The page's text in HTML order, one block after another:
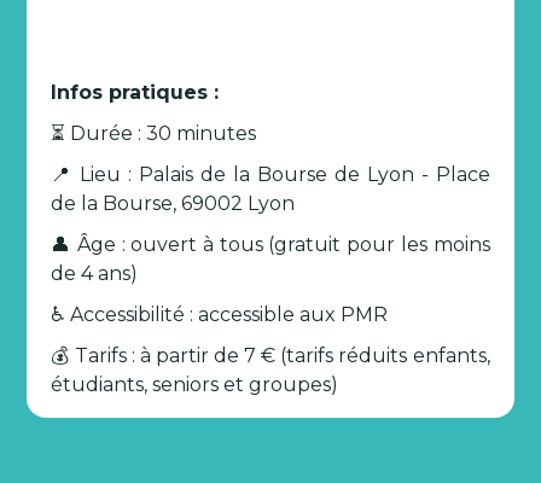
Infos pratiques :
⏳ Durée : 30 minutes
📍 Lieu : Palais de la Bourse de Lyon - Place
de la Bourse, 69002 Lyon
👤 Âge : ouvert à tous (gratuit pour les moins
de 4 ans)
♿ Accessibilité : accessible aux PMR
💰 Tarifs : à partir de 7 € (tarifs réduits enfants,
étudiants, seniors et groupes)